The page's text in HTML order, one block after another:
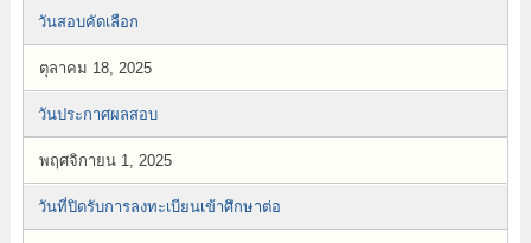
วันสอบคัดเลือก
ตุลาคม 18, 2025
วันประกาศผลสอบ
พฤศจิกายน 1, 2025
วันที่ปิดรับการลงทะเบียนเข้าศึกษาต่อ